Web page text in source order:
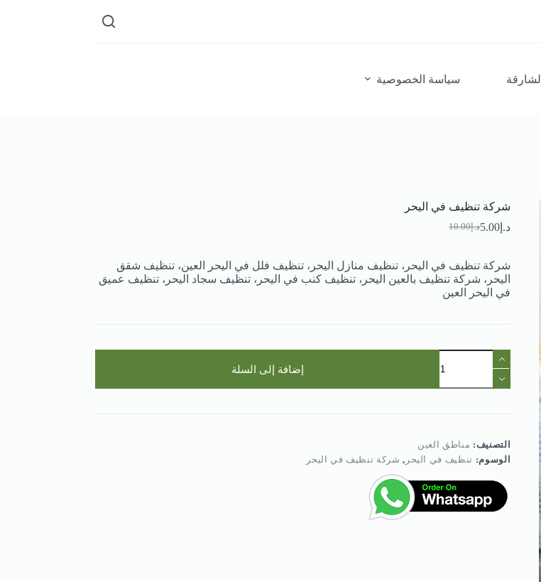
الشارقة سياسة الخصوصية
شركة تنظيف في اليحر
د.إ10.00
السعر
هو:
د.إ10.00.
د.إ 5.00السعر
هو:
د.إ5.00.
شركة تنظيف في اليحر، تنظيف منازل اليحر، تنظيف فلل في اليحر العين، تنظيف شقق
اليحر، شركة تنظيف بالعين اليحر، تنظيف كنب في اليحر، تنظيف سجاد اليحر، تنظيف عميق
في اليحر العين
كمية
شركة
تنظيف
إضافة إلى السلة
التصنيف: مناطق العين
الوسوم: تنظيف في اليحر , شركة تنظيف في اليحر